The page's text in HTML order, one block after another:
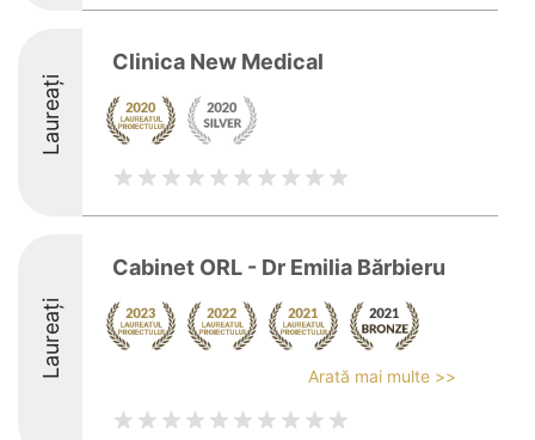
Laureați
Clinica New Medical
Laureați
Cabinet ORL - Dr Emilia Bărbieru
Arată mai multe >>